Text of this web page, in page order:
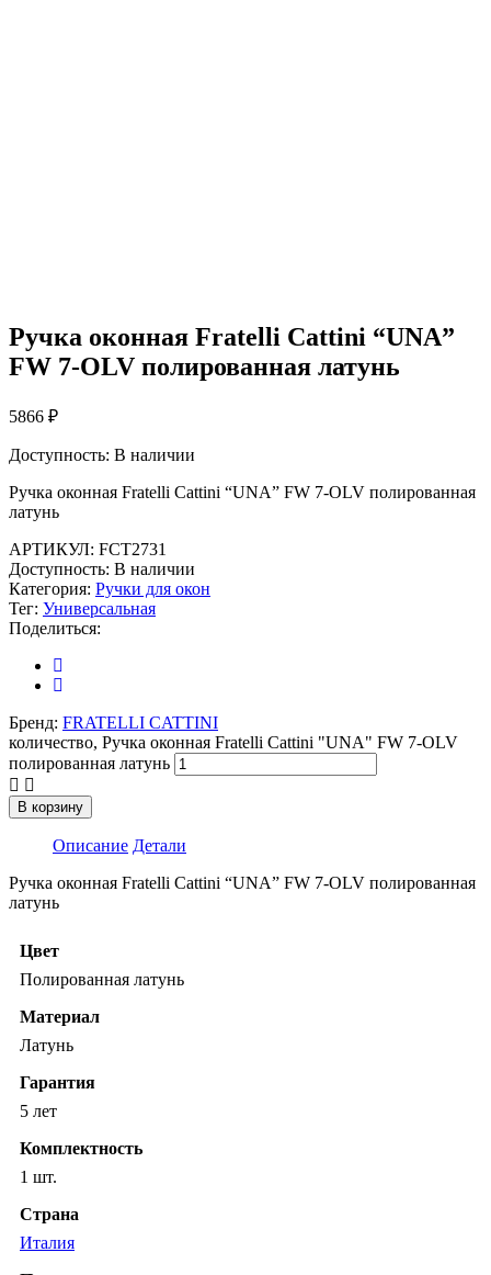
Ручка оконная Fratelli Cattini “UNA”
FW 7-OLV полированная латунь
5866 ₽
Доступность: В наличии
Ручка оконная Fratelli Cattini “UNA” FW 7-OLV полированная
латунь
АРТИКУЛ: FCT2731
Доступность: В наличии
Категория: Ручки для окон
Тег: Универсальная
Поделиться:
Бренд: FRATELLI CATTINI
количество, Ручка оконная Fratelli Cattini "UNA" FW 7-OLV
полированная латунь
В корзину
Описание Детали
Ручка оконная Fratelli Cattini “UNA” FW 7-OLV полированная
латунь
Цвет
Полированная латунь
Материал
Латунь
Гарантия
5 лет
Комплектность
1 шт.
Страна
Италия